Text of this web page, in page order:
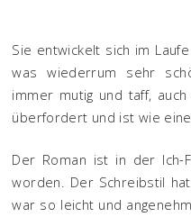
Sie entwickelt sich im
was wiederrum sehr
immer mutig und taff,
überfordert und ist wie
Der Roman ist in der Ich-
worden. Der Schreibstil
war so leicht und